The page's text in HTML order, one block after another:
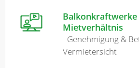
Balkonkraftwerke
Mietverhältnis
- Genehmigung &
Vermietersicht